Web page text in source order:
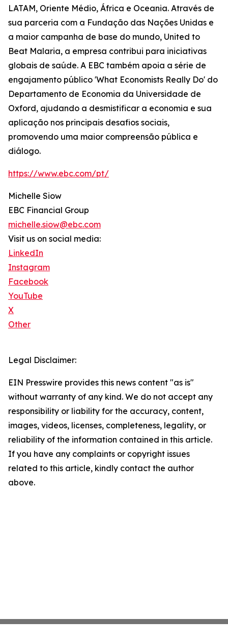
LATAM, Oriente Médio, África e Oceania. Através de
sua parceria com a Fundação das Nações Unidas e
a maior campanha de base do mundo, United to
Beat Malaria, a empresa contribui para iniciativas
globais de saúde. A EBC também apoia a série de
engajamento público 'What Economists Really Do' do
Departamento de Economia da Universidade de
Oxford, ajudando a desmistificar a economia e sua
aplicação nos principais desafios sociais,
promovendo uma maior compreensão pública e
diálogo.
https://www.ebc.com/pt/
Michelle Siow
EBC Financial Group
michelle.siow@ebc.com
Visit us on social media:
LinkedIn
Instagram
Facebook
YouTube
X
Other
Legal Disclaimer:
EIN Presswire provides this news content "as is"
without warranty of any kind. We do not accept any
responsibility or liability for the accuracy, content,
images, videos, licenses, completeness, legality, or
reliability of the information contained in this article.
If you have any complaints or copyright issues
related to this article, kindly contact the author
above.